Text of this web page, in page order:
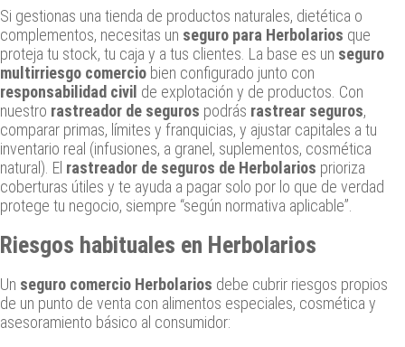
Si gestionas una tienda de productos naturales, dietética o
complementos, necesitas un seguro para Herbolarios que
proteja tu stock, tu caja y a tus clientes. La base es un seguro
multirriesgo comercio bien configurado junto con
responsabilidad civil de explotación y de productos. Con
nuestro rastreador de seguros podrás rastrear seguros,
comparar primas, límites y franquicias, y ajustar capitales a tu
inventario real (infusiones, a granel, suplementos, cosmética
natural). El rastreador de seguros de Herbolarios prioriza
coberturas útiles y te ayuda a pagar solo por lo que de verdad
protege tu negocio, siempre “según normativa aplicable”.
Riesgos habituales en Herbolarios
Un seguro comercio Herbolarios debe cubrir riesgos propios
de un punto de venta con alimentos especiales, cosmética y
asesoramiento básico al consumidor: